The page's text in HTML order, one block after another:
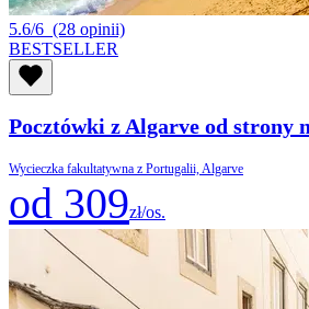
5.6/6 (28 opinii)
BESTSELLER
Pocztówki z Algarve od strony
Wycieczka fakultatywna z Portugalii, Algarve
od 309zł/os.